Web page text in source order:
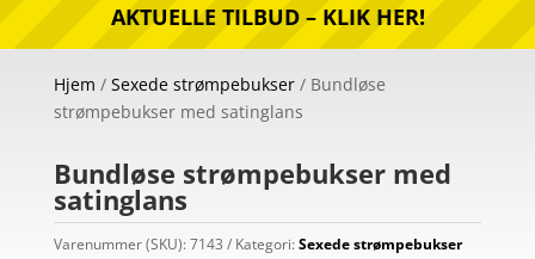
AKTUELLE TILBUD – KLIK HER!
Hjem / Sexede strømpebukser/ Bundløse
strømpebukser med satinglans
Bundløse strømpebukser med
satinglans
Varenummer (SKU): 7143 Kategori: Sexede strømpebukser